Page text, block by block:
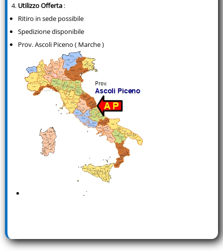
Utilizzo Offerta :
Ritiro in sede possibile
Spedizione disponibile
Prov. Ascoli Piceno ( Marche )